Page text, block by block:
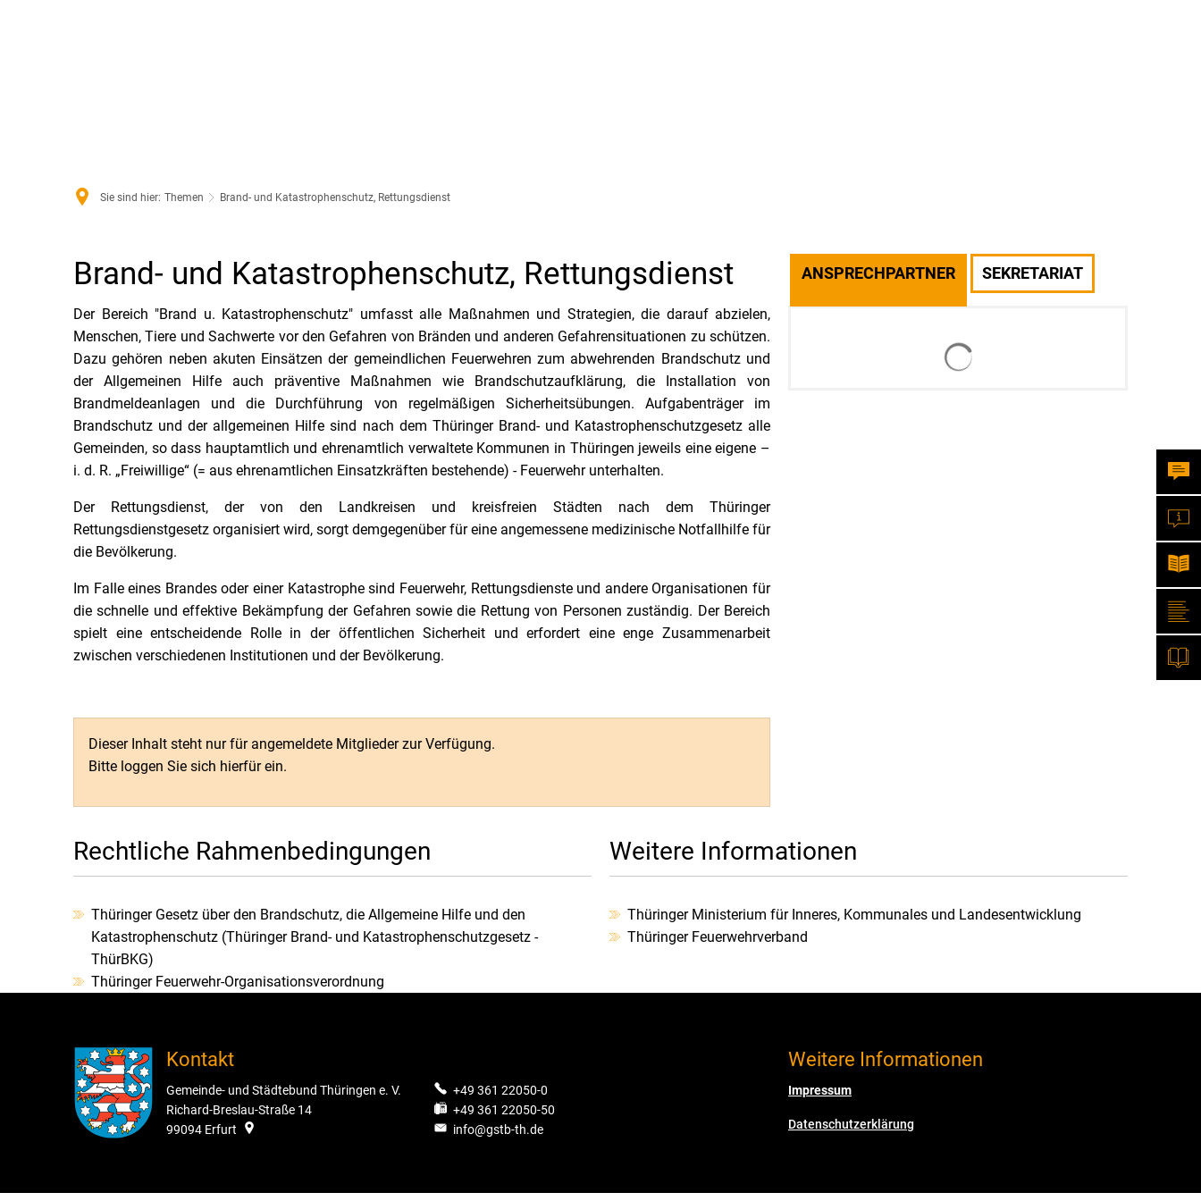
Sie sind hier: Themen Brand- und Katastrophenschutz, Rettungsdienst
Brand- und Katastrophenschutz, Rettungsdienst
Der Bereich "Brand u. Katastrophenschutz" umfasst alle Maßnahmen und Strategien, die darauf abzielen,
Menschen, Tiere und Sachwerte vor den Gefahren von Bränden und anderen Gefahrensituationen zu schützen.
Dazu gehören neben akuten Einsätzen der gemeindlichen Feuerwehren zum abwehrenden Brandschutz und
der Allgemeinen Hilfe auch präventive Maßnahmen wie Brandschutzaufklärung, die Installation von
Brandmeldeanlagen und die Durchführung von regelmäßigen Sicherheitsübungen. Aufgabenträger im
Brandschutz und der allgemeinen Hilfe sind nach dem Thüringer Brand- und Katastrophenschutzgesetz alle
Gemeinden, so dass hauptamtlich und ehrenamtlich verwaltete Kommunen in Thüringen jeweils eine eigene –
i. d. R. „Freiwillige“ (= aus ehrenamtlichen Einsatzkräften bestehende) - Feuerwehr unterhalten.
Der Rettungsdienst, der von den Landkreisen und kreisfreien Städten nach dem Thüringer
Rettungsdienstgesetz organisiert wird, sorgt demgegenüber für eine angemessene medizinische Notfallhilfe für
die Bevölkerung.
Im Falle eines Brandes oder einer Katastrophe sind Feuerwehr, Rettungsdienste und andere Organisationen für
die schnelle und effektive Bekämpfung der Gefahren sowie die Rettung von Personen zuständig. Der Bereich
spielt eine entscheidende Rolle in der öffentlichen Sicherheit und erfordert eine enge Zusammenarbeit
zwischen verschiedenen Institutionen und der Bevölkerung.
Dieser Inhalt steht nur für angemeldete Mitglieder zur Verfügung.
Bitte loggen Sie sich hierfür ein.
ANSPRECHPARTNER SEKRETARIAT
Rechtliche Rahmenbedingungen
Thüringer Gesetz über den Brandschutz, die Allgemeine Hilfe und den
Katastrophenschutz (Thüringer Brand- und Katastrophenschutzgesetz -
ThürBKG)
Thüringer Feuerwehr-Organisationsverordnung
Weitere Informationen
Thüringer Ministerium für Inneres, Kommunales und Landesentwicklung
Thüringer Feuerwehrverband
Kontakt
Gemeinde- und Städtebund Thüringen e. V.
Richard-Breslau-Straße 14
99094 Erfurt
+49 361 22050-0
+49 361 22050-50
info@gstb-th.de
Weitere Informationen
Impressum
Datenschutzerklärung